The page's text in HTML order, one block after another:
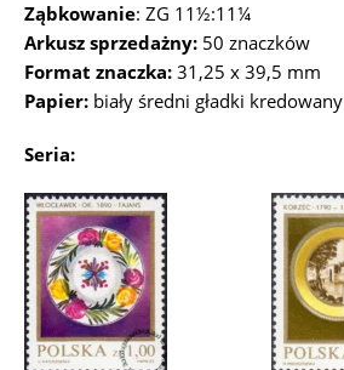
Ząbkowanie: ZG 11½:11¼
Arkusz sprzedażny: 50 znaczków
Format znaczka: 31,25 x 39,5 mm
Papier: biały średni gładki kredowany
Seria: